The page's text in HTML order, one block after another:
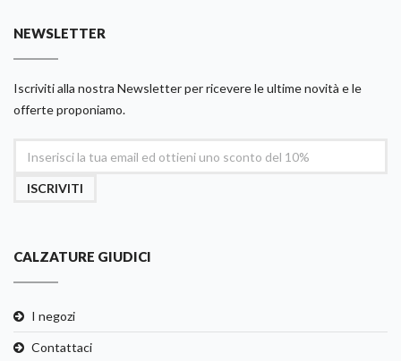
NEWSLETTER
Iscriviti alla nostra Newsletter per ricevere le ultime novità e le
offerte proponiamo.
ISCRIVITI
CALZATURE GIUDICI
I negozi
Contattaci